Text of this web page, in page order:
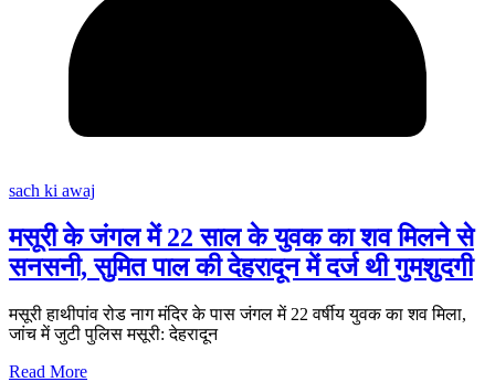
sach ki awaj
मसूरी के जंगल में 22 साल के युवक का शव मिलने से
सनसनी, सुमित पाल की देहरादून में दर्ज थी गुमशुदगी
मसूरी हाथीपांव रोड नाग मंदिर के पास जंगल में 22 वर्षीय युवक का शव मिला,
जांच में जुटी पुलिस मसूरी: देहरादून
Read More